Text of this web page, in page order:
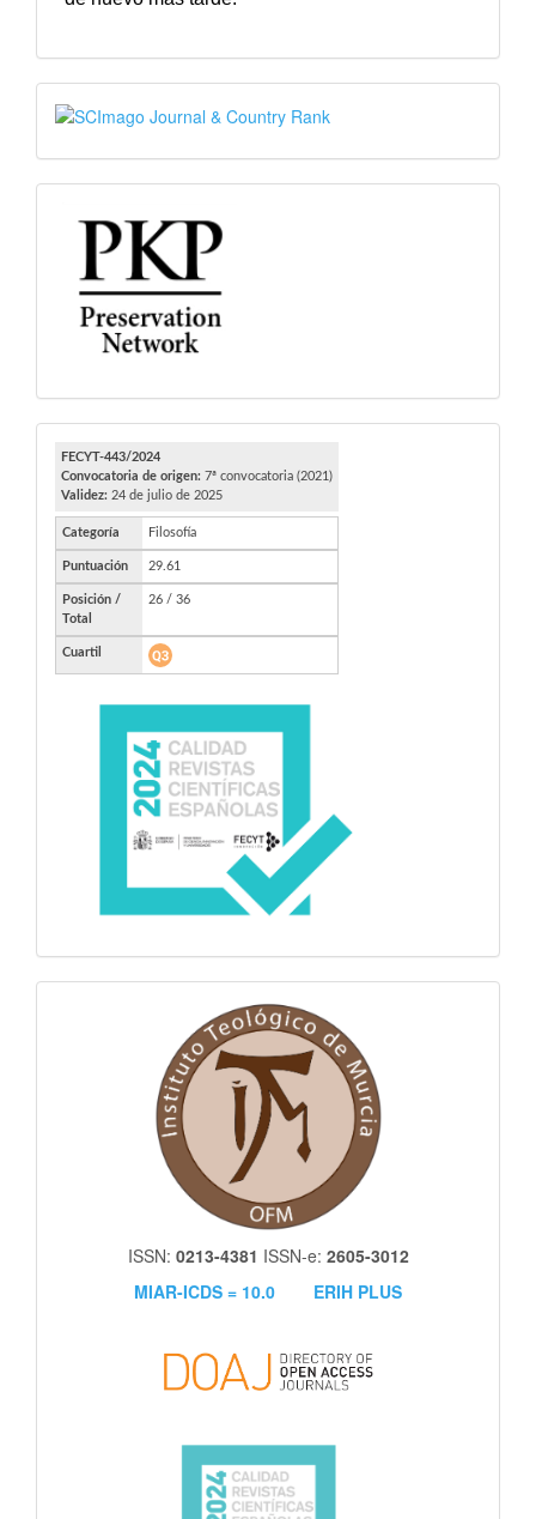
SJR
PKP
FECYT
ISSN: 0213-4381 ISSN-e: 2605-3012
MIAR-ICDS = 10.0
ERIH PLUS